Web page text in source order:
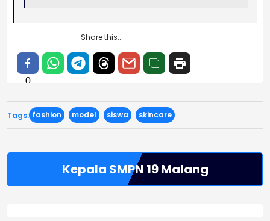
Share this...
0
Tags: fashion model siswa skincare
Kepala SMPN 19 Malang